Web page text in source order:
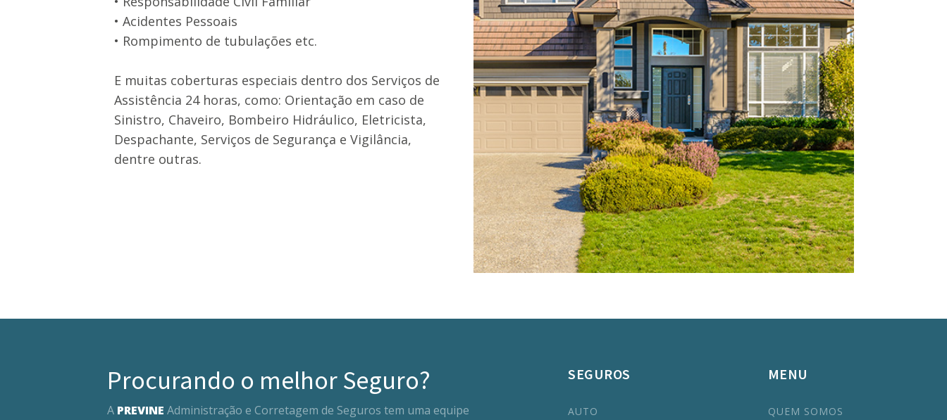
• Acidentes Pessoais
• Rompimento de tubulações etc.
E muitas coberturas especiais dentro dos Serviços de
Assistência 24 horas, como: Orientação em caso de
Sinistro, Chaveiro, Bombeiro Hidráulico, Eletricista,
Despachante, Serviços de Segurança e Vigilância,
dentre outras.
Procurando o melhor Seguro?
A PREVINE Administração e Corretagem de Seguros tem uma equipe
SEGUROS
AUTO
MENU
QUEM SOMOS